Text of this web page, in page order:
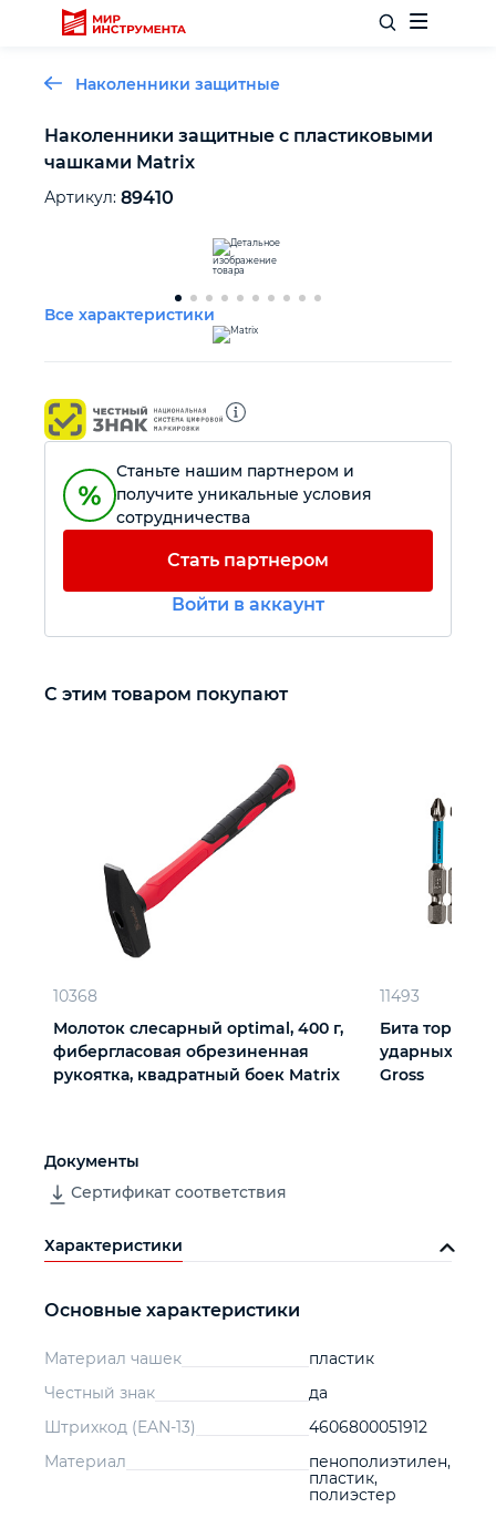
Отделочный инструмент
Столярный инструмент
Измерительный инструмент
Силовое оборудование
Крепежный инструмент
Наколенники защитные
Наколенники защитные с пластиковыми
чашками Matrix
Артикул: 89410
Все характеристики
Станьте нашим партнером и
получите уникальные условия
сотрудничества
Стать партнером
Войти в аккаунт
С этим товаром покупают
10368
Молоток слесарный optimal, 400 г,
фибергласовая обрезиненная
рукоятка, квадратный боек Matrix
11493
Бита
ударных
Gross
Документы
Сертификат соответствия
Характеристики
Основные характеристики
Материал чашек
пластик
Честный знак
да
Штрихкод (EAN-13)
4606800051912
Материал
пенополиэтилен,
пластик,
полиэстер